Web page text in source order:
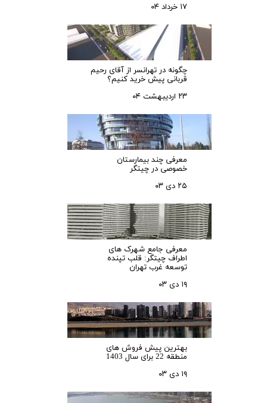
۱۷ خرداد ۰۴
چگونه در تهرانسر از آقای رحیم
قربانی پیش خرید کنیم؟
۲۳ اردیبهشت ۰۴
معرفی چند بیمارستان
خصوصی در چیتگر
۲۵ دی ۰۳
معرفی جامع شهرک‌ های
اطراف چیتگر: قلب تپنده
توسعه غرب تهران
۱۹ دی ۰۳
بهترین پیش فروش های
منطقه 22 برای سال 1403
۱۹ دی ۰۳